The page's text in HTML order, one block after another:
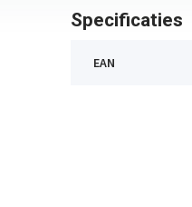
Specificaties
EAN